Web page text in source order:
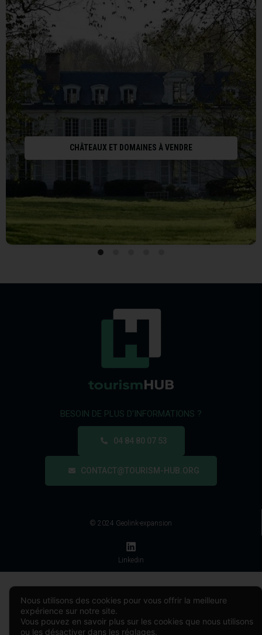
CHÂTEAUX ET DOMAINES À VENDRE
BESOIN DE PLUS D'INFORMATIONS ?
04 84 80 07 53
CONTACT@TOURISM-HUB.ORG
© 2024 Geolink-expansion
Linkedin
Nous utilisons des cookies pour vous offrir la meilleure
expérience sur notre site.
Vous pouvez en savoir plus sur les cookies que nous utilisons
ou les désactiver dans les réglages